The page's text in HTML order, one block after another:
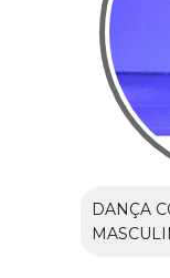
DANÇA